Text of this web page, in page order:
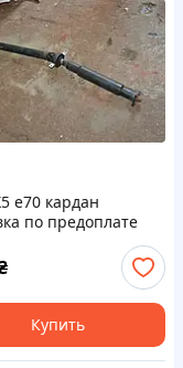
e70 кардан
по предоплате
Купить